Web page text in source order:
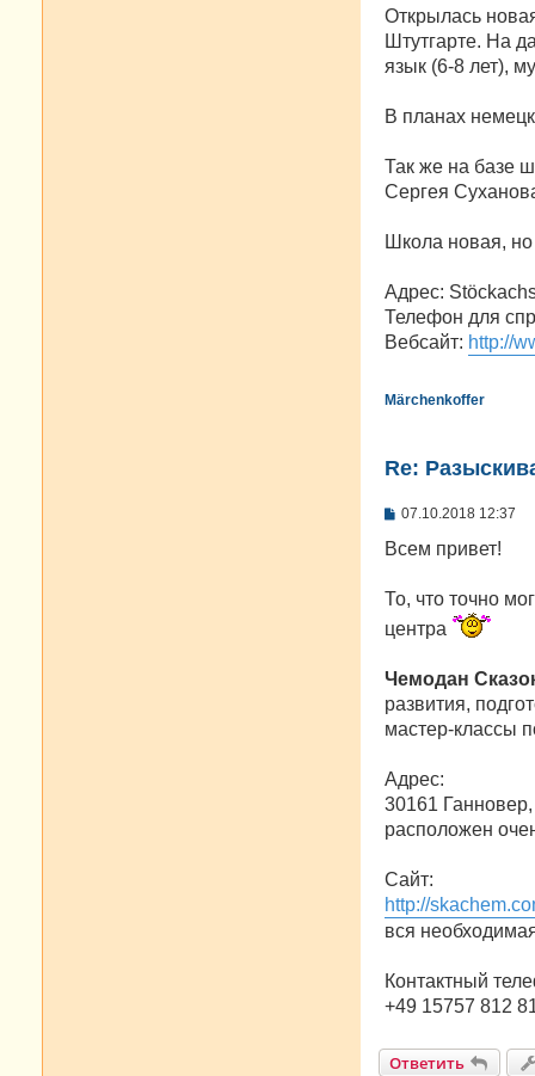
е
Открылась
Штутгарте. На
язык (6-8 лет),
В планах
Так же на базе
Сергея
Школа новая,
Адрес:
Телефон для
Вебсайт: http://
Märchenkoffer
Re:
С
о
е
и
07.10.2018 12:37
Всем привет!
То, что точно
центра
Чемодан
развития,
мастер-классы
Адрес:
30161
расположен
Сайт:
http://
вся
Контактный
+49 15757 812
Ответить